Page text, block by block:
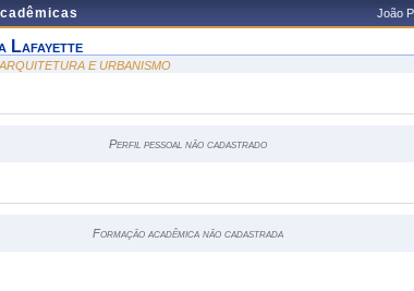
João
Lafayette
E URBANISMO
Perfil pessoal não cadastrado
Formação acadêmica não cadastrada